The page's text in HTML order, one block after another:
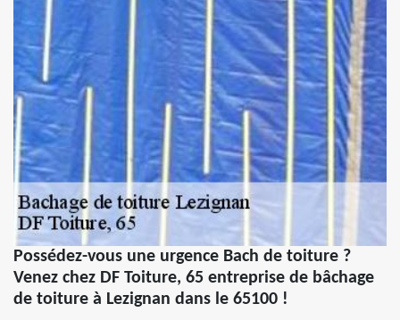
Possédez-vous une urgence Bach de toiture ?
Venez chez DF Toiture, 65 entreprise de bâchage
de toiture à Lezignan dans le 65100 !